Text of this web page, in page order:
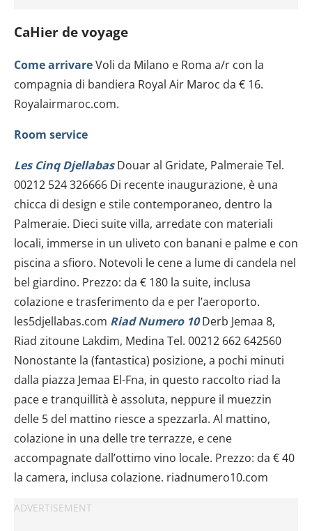
CaHier de voyage
Come arrivareVoli da Milano e Roma a/r con la
compagnia di bandiera Royal Air Maroc da € 16.
Royalairmaroc.com.
Room service
Les Cinq DjellabasDouar al Gridate, Palmeraie Tel.
00212 524 326666 Di recente inaugurazione, è una
chicca di design e stile contemporaneo, dentro la
Palmeraie. Dieci suite villa, arredate con materiali
locali, immerse in un uliveto con banani e palme e con
piscina a sfioro. Notevoli le cene a lume di candela nel
bel giardino. Prezzo: da € 180 la suite, inclusa
colazione e trasferimento da e per l’aeroporto.
les5djellabas.com Riad Numero 10Derb Jemaa 8,
Riad zitoune Lakdim, Medina Tel. 00212 662 642560
Nonostante la (fantastica) posizione, a pochi minuti
dalla piazza Jemaa El-Fna, in questo raccolto riad la
pace e tranquillità è assoluta, neppure il muezzin
delle 5 del mattino riesce a spezzarla. Al mattino,
colazione in una delle tre terrazze, e cene
accompagnate dall’ottimo vino locale. Prezzo: da € 40
la camera, inclusa colazione. riadnumero10.com